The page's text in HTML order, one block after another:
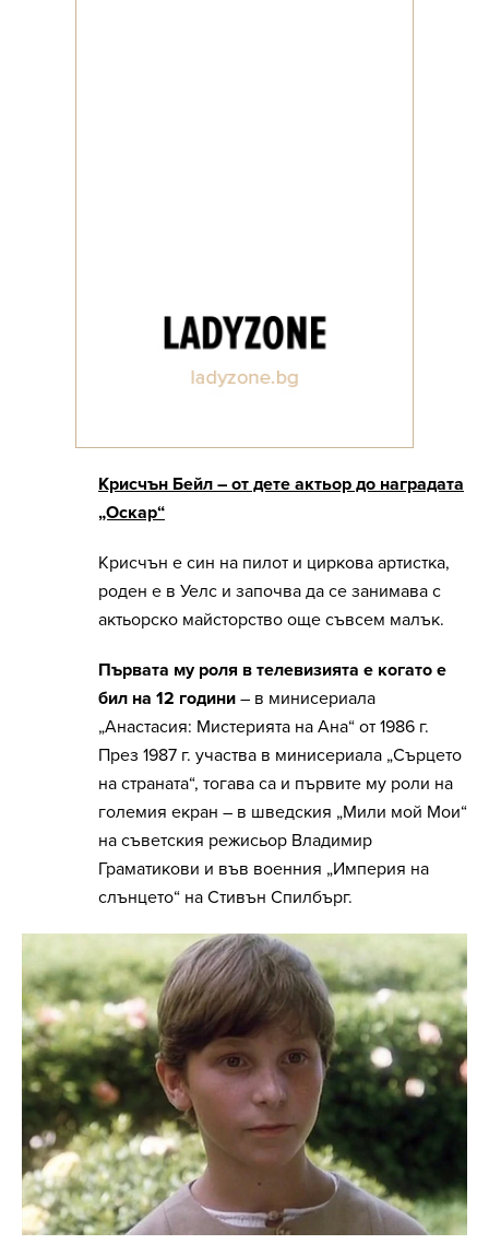
Крисчън Бейл – от дете актьор до наградата
„Оскар“
Крисчън е син на пилот и циркова артистка,
роден е в Уелс и започва да се занимава с
актьорско майсторство още съвсем малък.
Първата му роля в телевизията е когато е
бил на 12 години – в минисериала
„Анастасия: Мистерията на Ана“ от 1986 г.
През 1987 г. участва в минисериала „Сърцето
на страната“, тогава са и първите му роли на
големия екран – в шведския „Мили мой Мои“
на съветския режисьор Владимир
Граматикови и във военния „Империя на
слънцето“ на Стивън Спилбърг.